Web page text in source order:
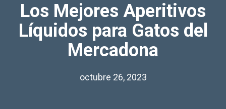
Los Mejores Aperitivos
Líquidos para Gatos del
Mercadona
octubre 26, 2023